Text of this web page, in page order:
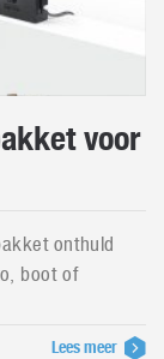
voor
onthuld
boot of
Lees meer